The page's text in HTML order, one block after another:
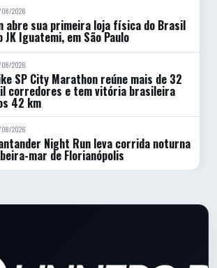
2026
abre sua primeira loja física do Brasil
JK Iguatemi, em São Paulo
2026
SP City Marathon reúne mais de 32
corredores e tem vitória brasileira
42 km
2026
Night Run leva corrida noturna
mar de Florianópolis